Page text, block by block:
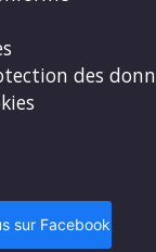
des
sur Facebook